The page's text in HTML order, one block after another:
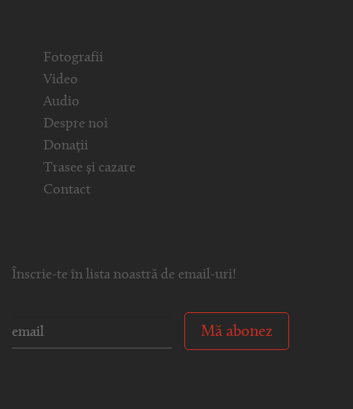
Fotografii
Video
Audio
Despre noi
Donații
Trasee și cazare
Contact
Înscrie-te în lista noastră de email-uri!
Mă abonez